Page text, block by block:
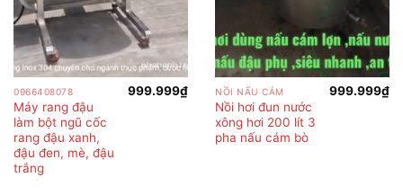
0966408078
Máy rang đậu
làm bột ngũ cốc
rang đậu xanh,
đậu đen, mè, đậu
trắng
999.999₫ NỒI NẤU CÁM
Nồi hơi đun nước
xông hơi 200 lít 3
pha nấu cám bò
999.999₫